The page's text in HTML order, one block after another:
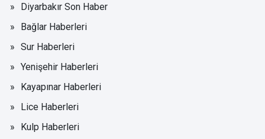
Diyarbakır Son Haber
Bağlar Haberleri
Sur Haberleri
Yenişehir Haberleri
Kayapınar Haberleri
Lice Haberleri
Kulp Haberleri